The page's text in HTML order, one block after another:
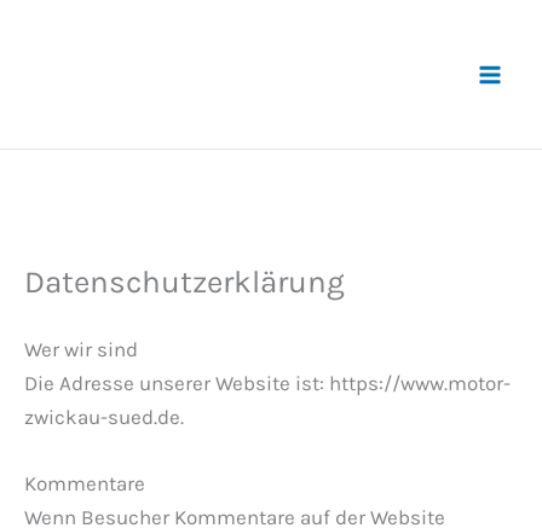
Datenschutzerklärung
Wer wir sind
Die Adresse unserer Website ist: https://www.motor-
zwickau-sued.de.
Kommentare
Wenn Besucher Kommentare auf der Website